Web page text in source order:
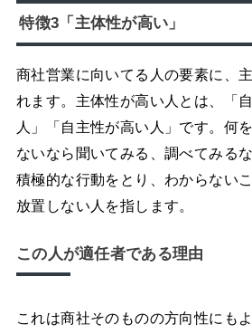
特徴3「主体性が高い」
商社営業に向いてる人の要素に、
れます。主体性が高い人とは、「
人」「自主性が高い人」です。何
ないなら聞いてみる、調べてみる
積極的な行動をとり、わからない
放置しない人を指します。
この人が適任者である理由
これは商社そのものの方向性にも